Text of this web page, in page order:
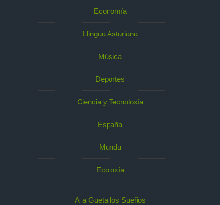
Economía
Llingua Asturiana
Música
Deportes
Ciencia y Tecnoloxía
España
Mundu
Ecoloxía
A la Gueta los Sueños